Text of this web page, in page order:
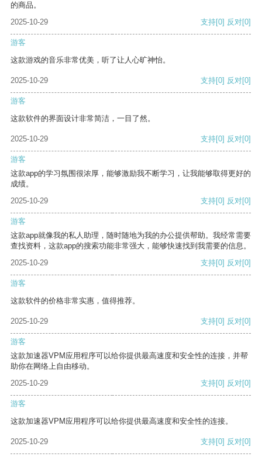
的商品。
2025-10-29
支持[0] 反对[0]
游客
这款游戏的音乐非常优美，听了让人心旷神怡。
2025-10-29 支持[0] 反对[0]
游客
这款软件的界面设计非常简洁，一目了然。
2025-10-29 支持[0] 反对[0]
游客
这款app的学习氛围很浓厚，能够激励我不断学习，让我能够取得更好的
成绩。
2025-10-29
支持[0] 反对[0]
游客
这款app就像我的私人助理，随时随地为我的办公提供帮助。我经常需要
查找资料，这款app的搜索功能非常强大，能够快速找到我需要的信息。
2025-10-29
支持[0] 反对[0]
游客
这款软件的价格非常实惠，值得推荐。
2025-10-29 支持[0] 反对[0]
游客
这款加速器VPM应用程序可以给你提供最高速度和安全性的连接，并帮
助你在网络上自由移动。
2025-10-29
支持[0] 反对[0]
游客
这款加速器VPM应用程序可以给你提供最高速度和安全性的连接。
2025-10-29 支持[0] 反对[0]